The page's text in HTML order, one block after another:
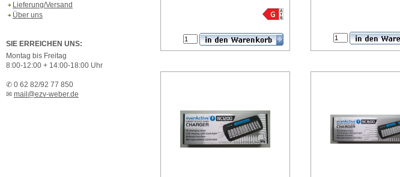
Lieferung/Versand
Über uns
SIE ERREICHEN UNS:
Montag bis Freitag
8:00-12:00 + 14:00-18:00 Uhr
✆ 0 62 82/92 77 850
✉ mail@ezv-weber.de
€